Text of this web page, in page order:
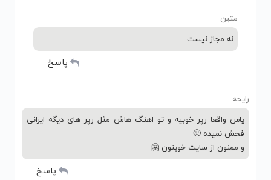
متین
نه مجاز نیست
پاسخ
رایحه
یاس واقعا رپر خوبیه و تو اهنگ هاش مثل رپر های دیگه ایرانی
فحش نمیده 🙂
و ممنون از سایت خوبتون 🤗
پاسخ